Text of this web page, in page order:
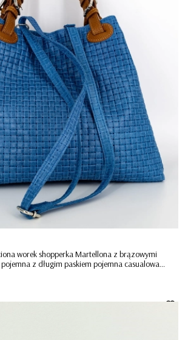
worek shopperka Martellona z brązowymi
z długim paskiem pojemna casualowa